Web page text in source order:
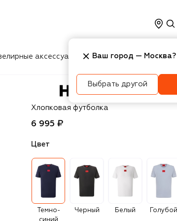
аксессуары Косметика Интерьер
HUGO
Хлопковая футболка
6 995 ₽
Цвет
Темно-
Черный Белый Голубой
Ваш город — Москва?
Выбрать другой